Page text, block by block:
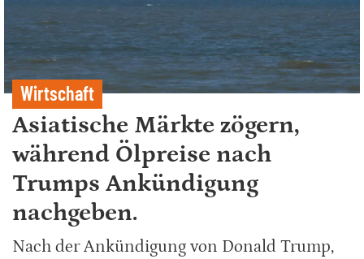
Wirtschaft
Asiatische Märkte zögern,
während Ölpreise nach
Trumps Ankündigung
nachgeben.
Nach der Ankündigung von Donald Trump,